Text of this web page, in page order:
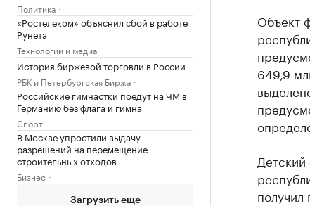
Политика
«Ростелеком» объяснил сбой в работе
Рунета
Технологии и медиа
История биржевой торговли в России
РБК и Петербургская Биржа
Российские гимнастки поедут на ЧМ в
Германию без флага и гимна
Спорт
В Москве упростили выдачу
разрешений на перемещение
строительных отходов
Бизнес
Загрузить еще
Объект
649,9
получил